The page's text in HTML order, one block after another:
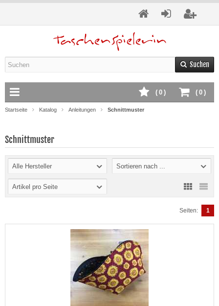
Suchen
( 0 )
( 0 )
Startseite Katalog Anleitungen Schnittmuster
Schnittmuster
Alle Hersteller Sortieren nach ...
Artikel pro Seite
Seiten: 1